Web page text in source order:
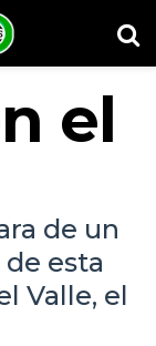
el
de un
esta
Valle, el